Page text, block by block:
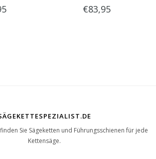
meistverkaufte Spaltaxt!
€83,95
Sie Sägeketten und Führungsschienen für jede
Kettensäge.